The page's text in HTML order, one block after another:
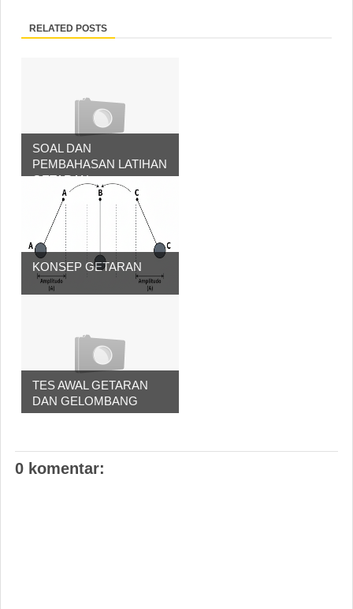
RELATED POSTS
SOAL DAN
PEMBAHASAN LATIHAN
GETARAN
KONSEP GETARAN
TES AWAL GETARAN
DAN GELOMBANG
0 komentar: